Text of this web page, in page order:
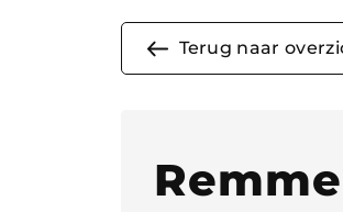
Terug naar